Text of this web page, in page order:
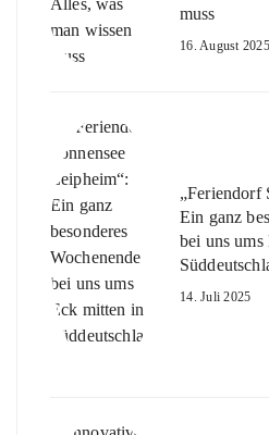
muss
16. August 2025
„Feriendorf
Ein ganz
bei uns
14. Juli 2025